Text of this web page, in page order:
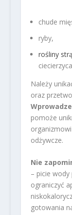
chude
ryby,
rośliny
Należy
oraz
pomoże
odżywcze.
Nie
– picie
ograniczyć
gotowania